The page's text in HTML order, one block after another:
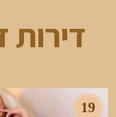
דירות
19